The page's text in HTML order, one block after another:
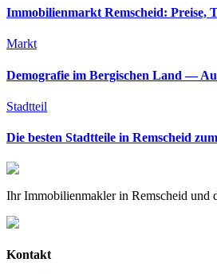
Immobilienmarkt Remscheid: Preise,
Markt
Demografie im Bergischen Land —
Stadtteil
Die besten Stadtteile in Remscheid
Ihr Immobilienmakler in Remscheid und
Kontakt